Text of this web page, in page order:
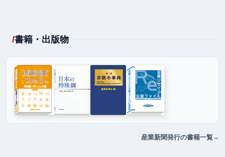
書籍・出版物
産業新聞発行の書籍一覧